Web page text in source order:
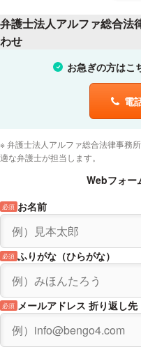
残業代請求対策
2018年 4月
2018年 6月
就業規則失敗事例
社労士の先生方向け勉強会
2018年 7月
クレーム対応
企業経営者様・ご担当者様向けセ
弁護士法人アルファ総合法
わせ
お急ぎの方はこ
電
弁護士法人アルファ総合法律事務
適な弁護士が担当します。
Webフォー
お名前
必須
ふりがな（ひらがな）
必須
メールアドレス 折り返し先
必須